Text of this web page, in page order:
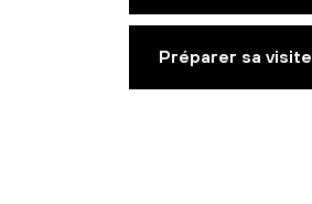
Préparer sa visite